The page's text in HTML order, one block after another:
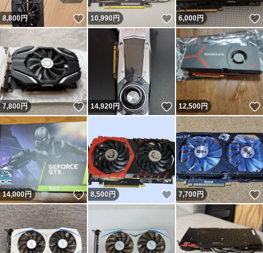
8,800円 いいね！
10,990円 いいね！
6,000円
7,800円 いいね！
14,920円 いいね！
12,500円
14,000円 いいね！
8,500円 いいね！
7,700円